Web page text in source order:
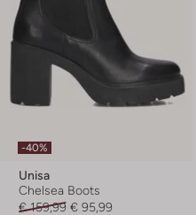
-40%
Unisa
Chelsea Boots
€ 159,99 € 95,99